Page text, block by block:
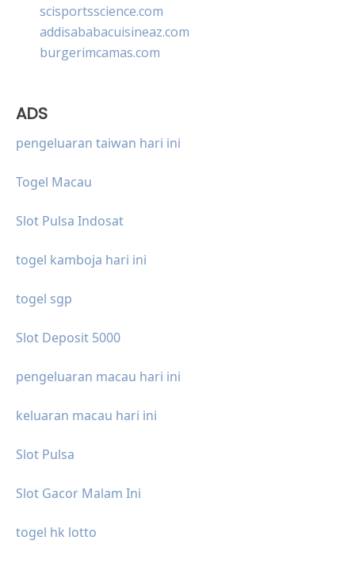
scisportsscience.com
addisababacuisineaz.com
burgerimcamas.com
ADS
pengeluaran taiwan hari ini
Togel Macau
Slot Pulsa Indosat
togel kamboja hari ini
togel sgp
Slot Deposit 5000
pengeluaran macau hari ini
keluaran macau hari ini
Slot Pulsa
Slot Gacor Malam Ini
togel hk lotto